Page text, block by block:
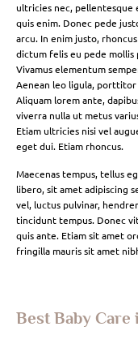
ultricies nec, pellentesque
quis enim. Donec pede
arcu. In enim justo,
dictum felis eu pede
Vivamus elementum
Aenean leo ligula,
Aliquam lorem ante,
viverra nulla ut metus
Etiam ultricies nisi vel
eget dui. Etiam rhoncus.
Maecenas tempus, tellus
libero, sit amet adipiscing
vel, luctus pulvinar,
tincidunt tempus. Donec
quis ante. Etiam sit amet
fringilla mauris sit amet
Best Baby Care